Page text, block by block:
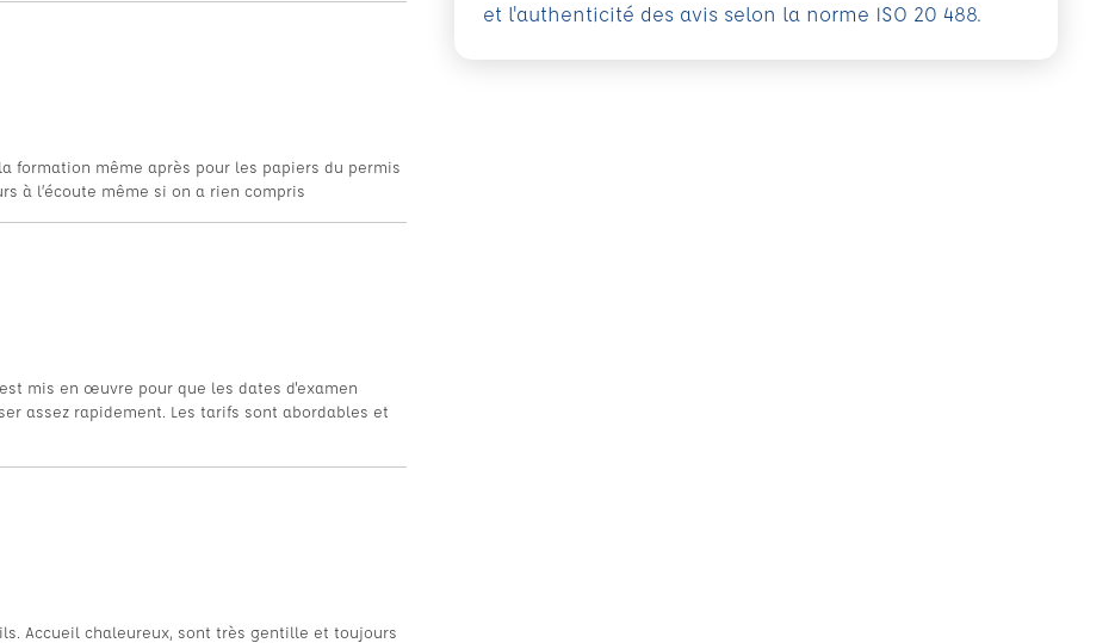
formation même après pour les papiers du permis
à l’écoute même si on a rien compris
mis en œuvre pour que les dates d'examen
assez rapidement. Les tarifs sont abordables et
Accueil chaleureux, sont très gentille et toujours
et l'authenticité des avis selon la norme ISO 20 488.